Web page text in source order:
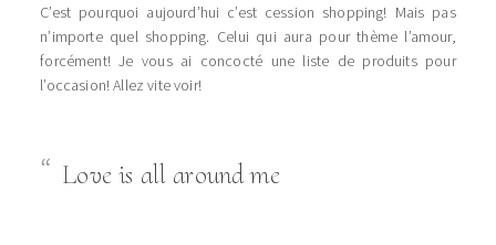
C’est pourquoi aujourd’hui c’est cession shopping! Mais pas
n’importe quel shopping. Celui qui aura pour thème l’amour,
forcément! Je vous ai concocté une liste de produits pour
l’occasion! Allez vite voir!
Love is all around me